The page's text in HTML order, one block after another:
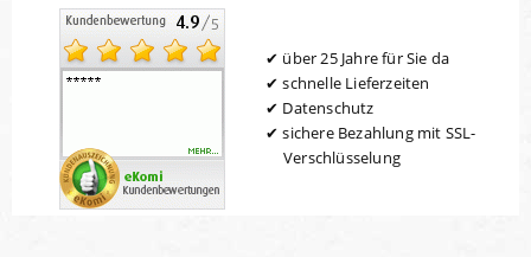
über 25 Jahre für Sie da
schnelle Lieferzeiten
Datenschutz
sichere Bezahlung mit SSL-
Verschlüsselung